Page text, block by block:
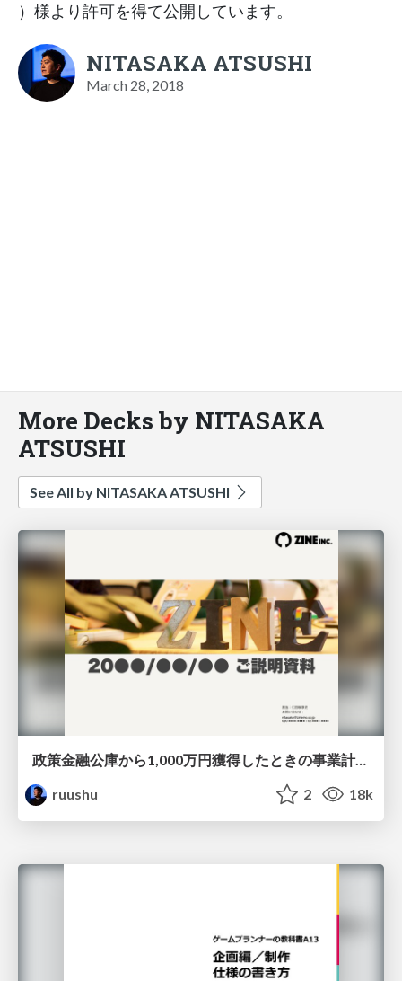
）様より許可を得て公開しています。
NITASAKA ATSUSHI
March 28, 2018
More Decks by NITASAKA
ATSUSHI
See All by NITASAKA ATSUSHI
政策金融公庫から1,000万円獲得したときの事業計画書
ruushu
2 18k